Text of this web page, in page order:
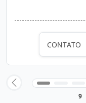
CONTATO
9